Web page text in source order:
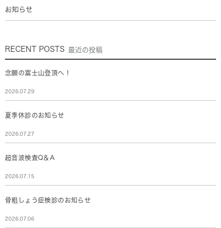
お知らせ
RECENT POSTS 最近の投稿
念願の富士山登頂へ！
2026.07.29
夏季休診のお知らせ
2026.07.27
超音波検査Q＆A
2026.07.15
骨粗しょう症検診のお知らせ
2026.07.06